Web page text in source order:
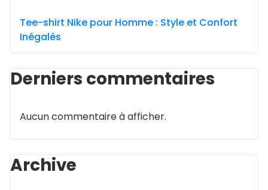
Tee-shirt Nike pour Homme : Style et Confort
Inégalés
Derniers commentaires
Aucun commentaire à afficher.
Archive